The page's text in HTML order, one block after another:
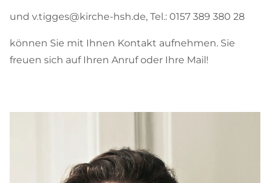
und v.tigges@kirche-hsh.de, Tel.: 0157 389 380 28
können Sie mit Ihnen Kontakt aufnehmen. Sie
freuen sich auf Ihren Anruf oder Ihre Mail!